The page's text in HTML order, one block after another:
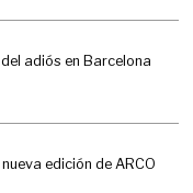
adiós en Barcelona
edición de ARCO